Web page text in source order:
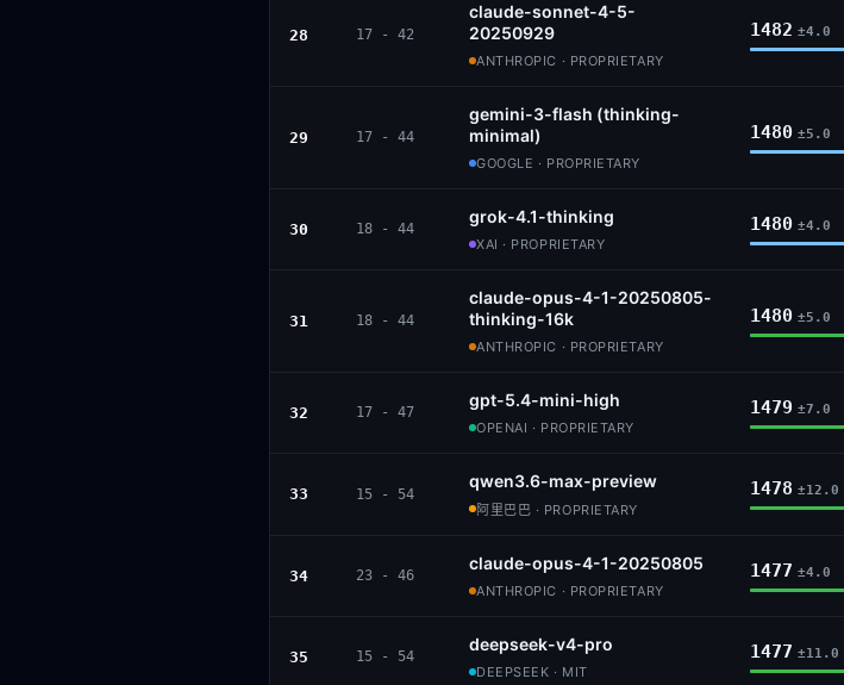
28 17 - 42
claude-sonnet-4-5-
20250929
ANTHROPIC · PROPRIETARY
1482 ±4.0
29 17 - 44
gemini-3-flash (thinking-
minimal)
GOOGLE · PROPRIETARY
1480 ±5.0
30 18 - 44
grok-4.1-thinking
XAI · PROPRIETARY
1480 ±4.0
31 18 - 44
claude-opus-4-1-20250805-
thinking-16k
ANTHROPIC · PROPRIETARY
1480 ±5.0
32 17 - 47
gpt-5.4-mini-high
OPENAI · PROPRIETARY
1479 ±7.0
33 15 - 54
qwen3.6-max-preview
阿里巴巴 · PROPRIETARY
1478 ±12.0
34 23 - 46
claude-opus-4-1-20250805
ANTHROPIC · PROPRIETARY
1477 ±4.0
35 15 - 54
deepseek-v4-pro
DEEPSEEK · MIT
1477 ±11.0